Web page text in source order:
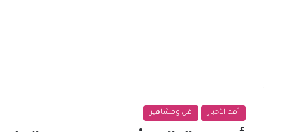
أهم الأخبار فن ومشاهير